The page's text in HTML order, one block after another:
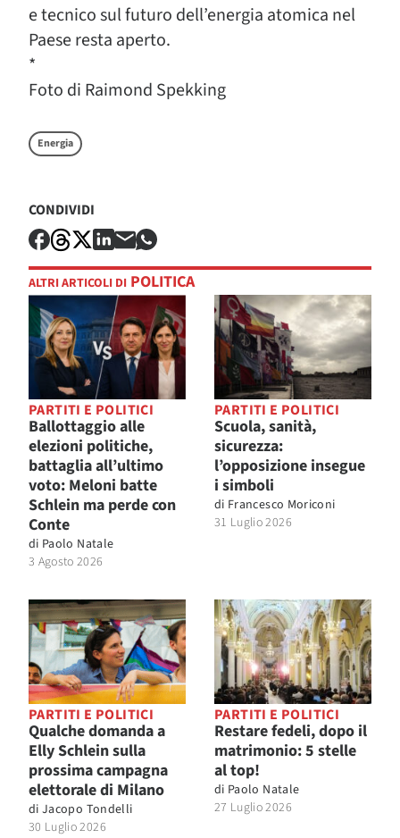
e tecnico sul futuro dell’energia atomica nel
Paese resta aperto.
*
Foto di Raimond Spekking
Energia
CONDIVIDI
ALTRI ARTICOLI DI POLITICA
PARTITI E POLITICI
Ballottaggio alle
elezioni politiche,
battaglia all’ultimo
voto: Meloni batte
Schlein ma perde con
Conte
di Paolo Natale
3 Agosto 2026
PARTITI E POLITICI
Scuola, sanità,
sicurezza:
l’opposizione insegue
i simboli
di Francesco Moriconi
31 Luglio 2026
PARTITI E POLITICI
Qualche domanda a
Elly Schlein sulla
prossima campagna
elettorale di Milano
di Jacopo Tondelli
30 Luglio 2026
PARTITI E POLITICI
Restare fedeli, dopo il
matrimonio: 5 stelle
al top!
di Paolo Natale
27 Luglio 2026